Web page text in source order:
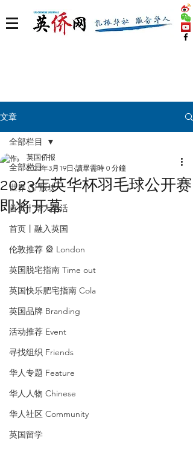
文章
全部栏目
世界 🌎 版块
首页丨华人生活
首页丨融入英国
伦敦推荐 🎡 London
英国脱宅指南 Time out
英国快乐肥宅指南 Cola
英国品牌 Branding
活动推荐 Event
寻找组织 Friends
华人专题 Feature
华人人物 Chinese
华人社区 Community
英国留学
全部栏目
2023年英华杯羽毛球公开赛
即将开幕
英国侨报
2023年3月19日 讀畢需時 0 分鐘